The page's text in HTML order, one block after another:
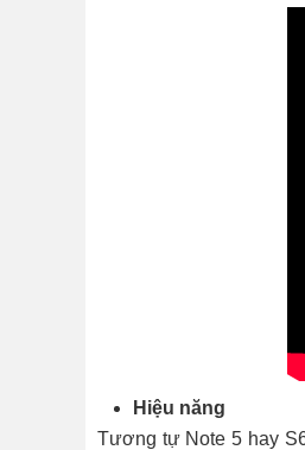
Hiệu năng
Tương tự Note 5 hay